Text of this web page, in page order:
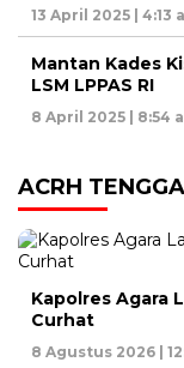
13 April 2025 | 4:13
Mantan Kades
LSM LPPAS RI
8 April 2025 | 8:54
ACRH
Kapolres Agara
Curhat
8 Agustus 2026 |